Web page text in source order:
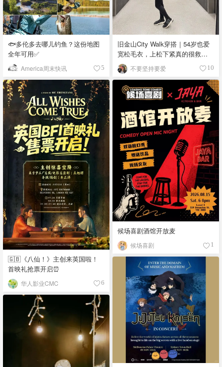
🐟多伦多去哪儿钓鱼？这份地图
全年可用✅
America周末快讯 5
旧金山City Walk穿搭｜54岁也爱
宽松毛衣，上松下紧真的很救比
例
不要坚持要爱 10
🇬🇧《八仙！》主创来英国啦！
首映礼抢票开启⏰
华人影业CMC 6
候场喜剧酒馆开放麦
候场喜剧 1